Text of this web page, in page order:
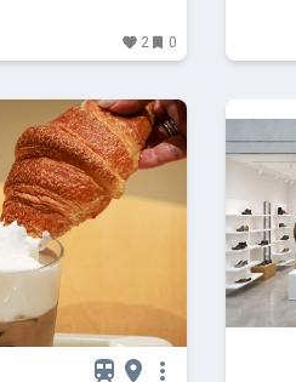
2 0